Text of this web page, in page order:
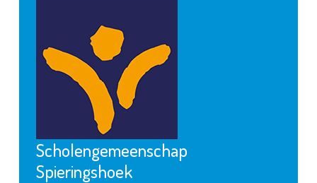
Scholengemeenschap
Spieringshoek